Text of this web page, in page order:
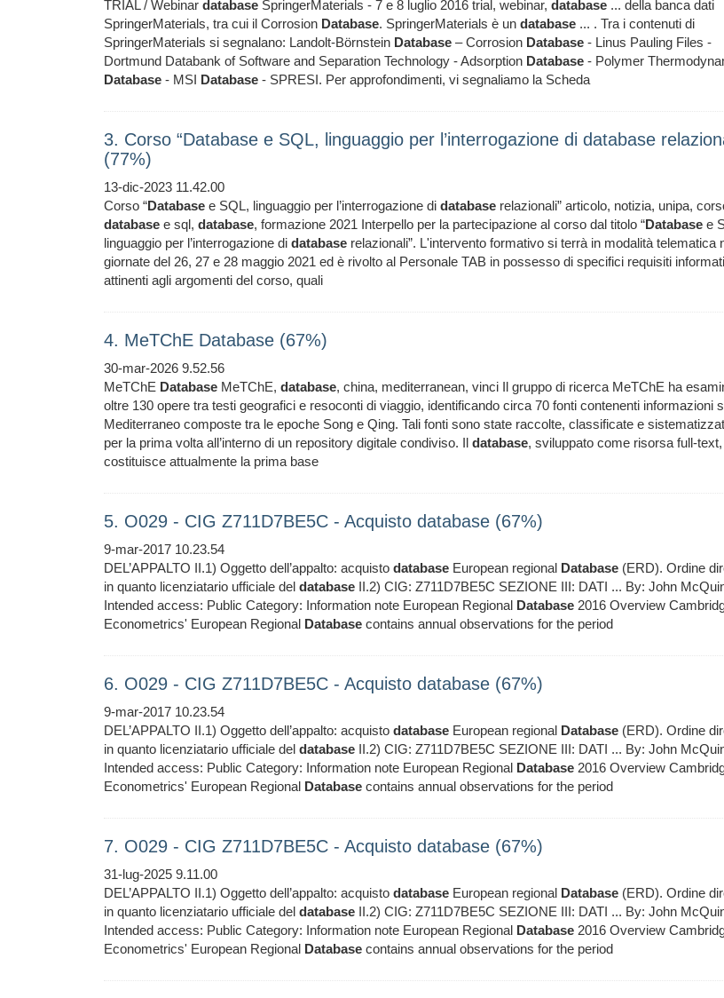
TRIAL / Webinar database SpringerMaterials - 7 e 8 luglio 2016 trial, webinar, database ... della banca dati
SpringerMaterials, tra cui il Corrosion Database. SpringerMaterials è un database ... . Tra i contenuti di
SpringerMaterials si segnalano: Landolt-Börnstein Database – Corrosion Database - Linus Pauling Files -
Dortmund Databank of Software and Separation Technology - Adsorption Database - Polymer
Database - MSI Database - SPRESI. Per approfondimenti, vi segnaliamo la Scheda
3. Corso “Database e SQL, linguaggio per l’interrogazione di database
(77%)
13-dic-2023 11.42.00
Corso “Database e SQL, linguaggio per l’interrogazione di database relazionali” articolo, notizia, unipa,
database e sql, database, formazione 2021 Interpello per la partecipazione al corso dal titolo “Database e
linguaggio per l’interrogazione di database relazionali”. L'intervento formativo si terrà in modalità telematica
giornate del 26, 27 e 28 maggio 2021 ed è rivolto al Personale TAB in possesso di specifici requisiti
attinenti agli argomenti del corso, quali
4. MeTChE Database (67%)
30-mar-2026 9.52.56
MeTChE Database MeTChE, database, china, mediterranean, vinci Il gruppo di ricerca MeTChE ha
oltre 130 opere tra testi geografici e resoconti di viaggio, identificando circa 70 fonti contenenti informazioni
Mediterraneo composte tra le epoche Song e Qing. Tali fonti sono state raccolte, classificate e
per la prima volta all’interno di un repository digitale condiviso. Il database, sviluppato come risorsa full-text,
costituisce attualmente la prima base
5. O029 - CIG Z711D7BE5C - Acquisto database (67%)
9-mar-2017 10.23.54
DEL’APPALTO II.1) Oggetto dell’appalto: acquisto database European regional Database (ERD). Ordine
in quanto licenziatario ufficiale del database II.2) CIG: Z711D7BE5C SEZIONE III: DATI ... By: John
Intended access: Public Category: Information note European Regional Database 2016 Overview
Econometrics' European Regional Database contains annual observations for the period
6. O029 - CIG Z711D7BE5C - Acquisto database (67%)
9-mar-2017 10.23.54
DEL’APPALTO II.1) Oggetto dell’appalto: acquisto database European regional Database (ERD). Ordine
in quanto licenziatario ufficiale del database II.2) CIG: Z711D7BE5C SEZIONE III: DATI ... By: John
Intended access: Public Category: Information note European Regional Database 2016 Overview
Econometrics' European Regional Database contains annual observations for the period
7. O029 - CIG Z711D7BE5C - Acquisto database (67%)
31-lug-2025 9.11.00
DEL’APPALTO II.1) Oggetto dell’appalto: acquisto database European regional Database (ERD). Ordine
in quanto licenziatario ufficiale del database II.2) CIG: Z711D7BE5C SEZIONE III: DATI ... By: John
Intended access: Public Category: Information note European Regional Database 2016 Overview
Econometrics' European Regional Database contains annual observations for the period